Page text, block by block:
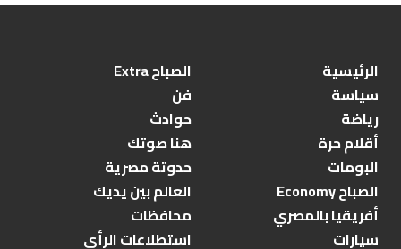
الرئيسية
الصباح Extra
سياسة
فن
رياضة
حوادث
أقلام حرة
هنا صوتك
البومات
حدوتة مصرية
الصباح Economy
العالم بين يديك
أفريقيا بالمصري
محافظات
سيارات
استطلاعات الرأي